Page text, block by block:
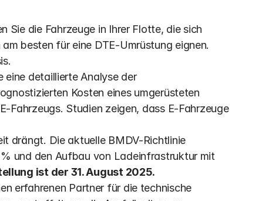
Sie die Fahrzeuge in Ihrer Flotte, die sich
besten für eine DTE-Umrüstung eignen.
eine detaillierte Analyse der
Kosten eines umgerüsteten
Fahrzeugs. Studien zeigen, dass E-Fahrzeuge
drängt. Die aktuelle BMDV-Richtlinie
und den Aufbau von Ladeinfrastruktur mit
ist der 31. August 2025.
erfahrenen Partner für die technische